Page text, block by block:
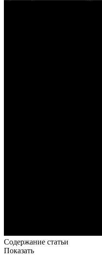
Содержание статьи
Показать